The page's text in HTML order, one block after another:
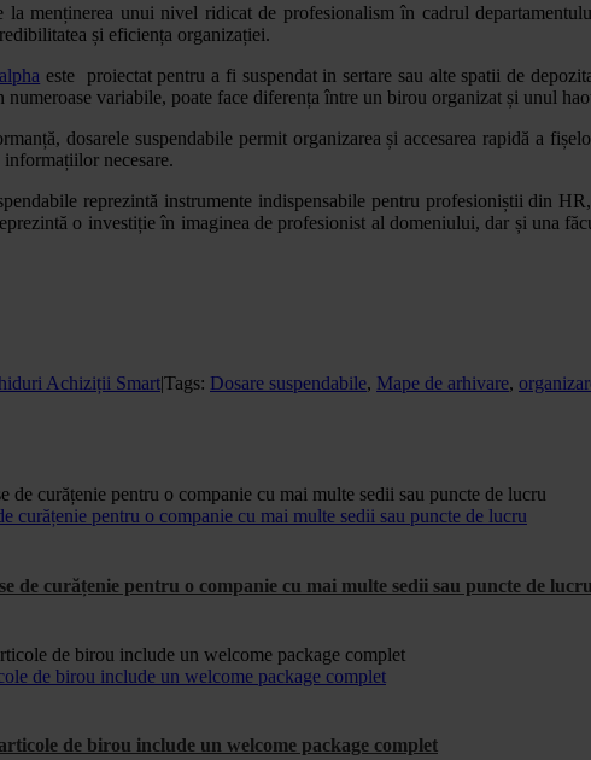
la menținerea unui nivel ridicat de profesionalism în cadrul
și eficiența organizației.
este proiectat pentru a fi suspendat in sertare sau alte spatii de
variabile, poate face diferența între un birou organizat și unul
dosarele suspendabile permit organizarea și accesarea rapidă a
necesare.
reprezintă instrumente indispensabile pentru profesioniștii din
o investiție în imaginea de profesionist al domeniului, dar și una
Achiziții Smart|Tags: Dosare suspendabile, Mape de arhivare,
curățenie pentru o companie cu mai multe sedii sau puncte de lucru
de curățenie pentru o companie cu mai multe sedii sau puncte de lucru
de birou include un welcome package complet
de birou include un welcome package complet